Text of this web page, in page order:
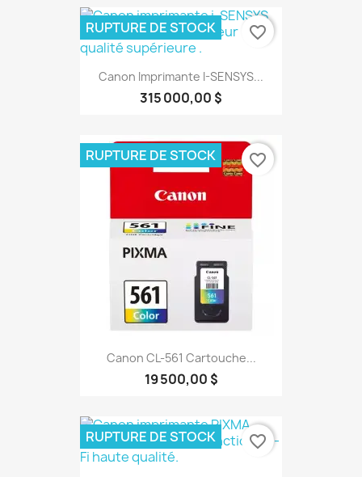
Canon Imprimante I-SENSYS...
315 000,00 $
RUPTURE DE STOCK favorite_border
Canon CL-561 Cartouche...
19 500,00 $
RUPTURE DE STOCK favorite_border
RUPTURE DE STOCK favorite_border